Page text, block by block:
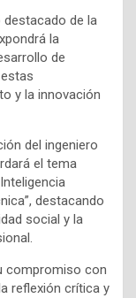
destacado de la
la
de
y la innovación
del ingeniero
el tema
destacando
social y la
compromiso con
reflexión crítica y